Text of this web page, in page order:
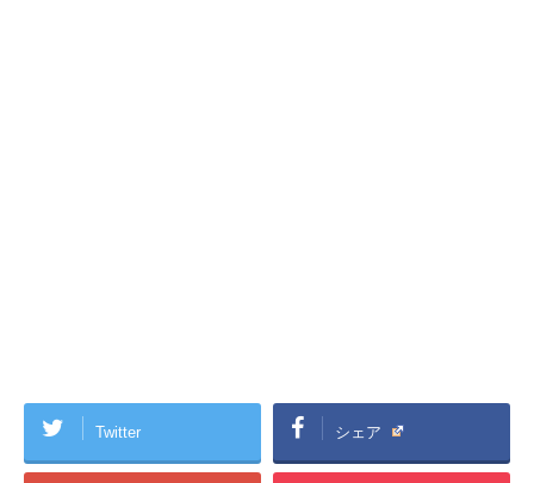
Twitter シェア